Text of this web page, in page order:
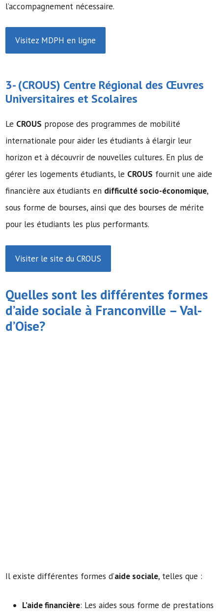
l’accompagnement nécessaire.
Visitez MDPH en ligne
3- (CROUS) Centre Régional des Œuvres
Universitaires et Scolaires
Le CROUS propose des programmes de mobilité
internationale pour aider les étudiants à élargir leur
horizon et à découvrir de nouvelles cultures. En plus de
gérer les logements étudiants, le CROUS fournit une aide
financière aux étudiants en difficulté socio-économique,
sous forme de bourses, ainsi que des bourses de mérite
pour les étudiants les plus performants.
Visiter le site du CROUS
Quelles sont les différentes formes
d’aide sociale à Franconville – Val-
d’Oise?
Il existe différentes formes d’aide sociale, telles que :
L’aide financière: Les aides sous forme de prestations